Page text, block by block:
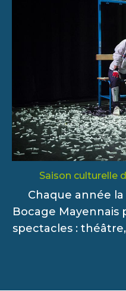
Saison culturelle
Chaque année
Bocage Mayennais
spectacles :